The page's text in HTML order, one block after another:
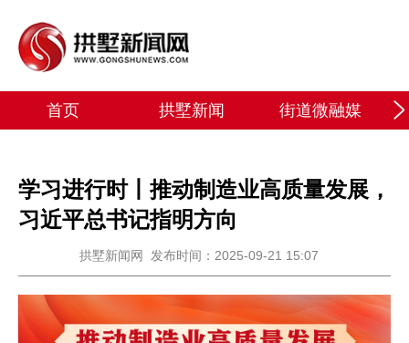
首页 拱墅新闻 街道微融媒
学习进行时丨推动制造业高质量发展，
习近平总书记指明方向
拱墅新闻网 发布时间：2025-09-21 15:07